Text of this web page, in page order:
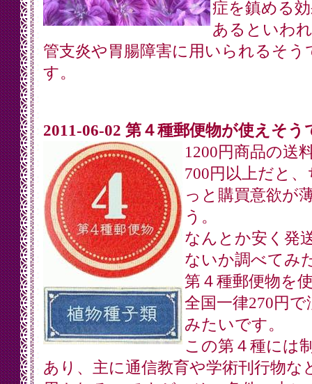
症を鎮める
あるといわ
管支炎や胃腸障害に用いられるそう
す。
2011-06-02 第４種郵便物が使えそう
1200円商品の送
700円以上だと、
っと購買意欲が
う。
なんとか安く発
ないか調べてみ
第４種郵便物を
全国一律270円で
みたいです。
この第４種には
あり、主に通信教育や学術刊行物な